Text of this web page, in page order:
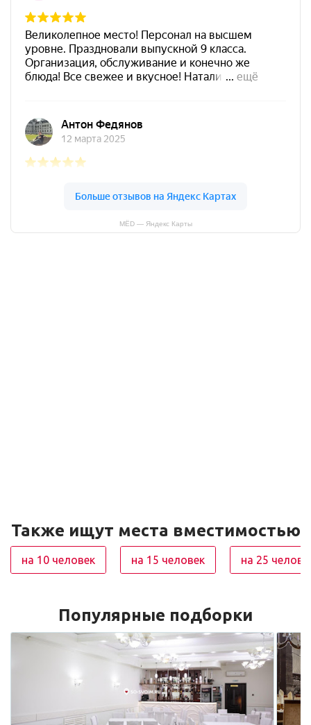
МЁD — Яндекс Карты
Также ищут места вместимостью
на 10 человек на 15 человек на 25
Популярные подборки